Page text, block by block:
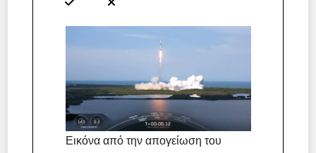
Εικόνα από την απογείωση του